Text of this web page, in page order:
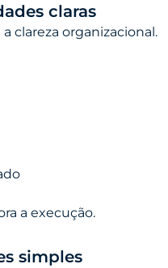
claras
clareza organizacional.
a execução.
simples